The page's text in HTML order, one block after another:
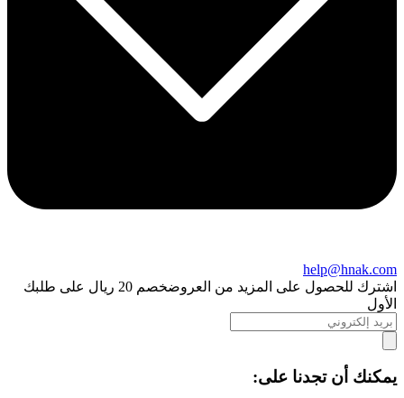
help@hnak.com
اشترك للحصول على المزيد من العروض
خصم 20 ريال على طلبك
الأول
يمكنك أن تجدنا على: